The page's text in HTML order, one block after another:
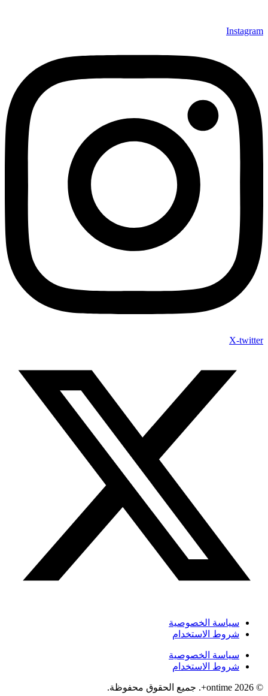
Instagram
X-twitter
سياسة الخصوصية
شروط الاستخدام
سياسة الخصوصية
شروط الاستخدام
© 2026 ontime+. جميع الحقوق محفوظة.